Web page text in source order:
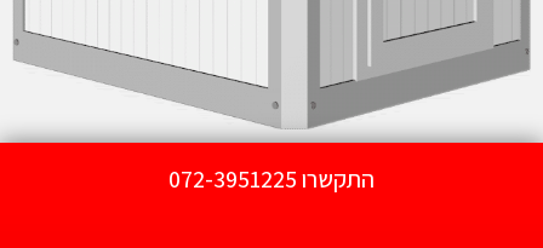
התקשרו 072-3951225